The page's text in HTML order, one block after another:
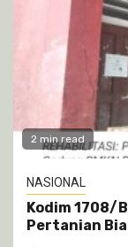
2 min read
NASIONAL
Kodim 1708/
Pertanian